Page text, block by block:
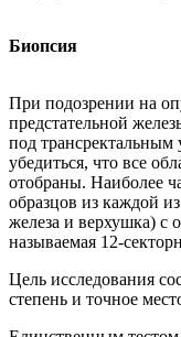
Биопсия
При подозрении на
предстательной
под трансректальным
убедиться, что все
отобраны. Наиболее
образцов из каждой
железа и верхушка) с
называемая 12-
Цель исследования
степень и точное